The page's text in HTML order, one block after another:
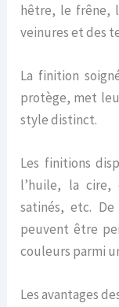
hêtre, le frêne,
veinures et des
La finition
protège, met
style distinct.
Les finitions
l’huile, la cire,
satinés, etc.
peuvent être
couleurs parmi
Les avantages